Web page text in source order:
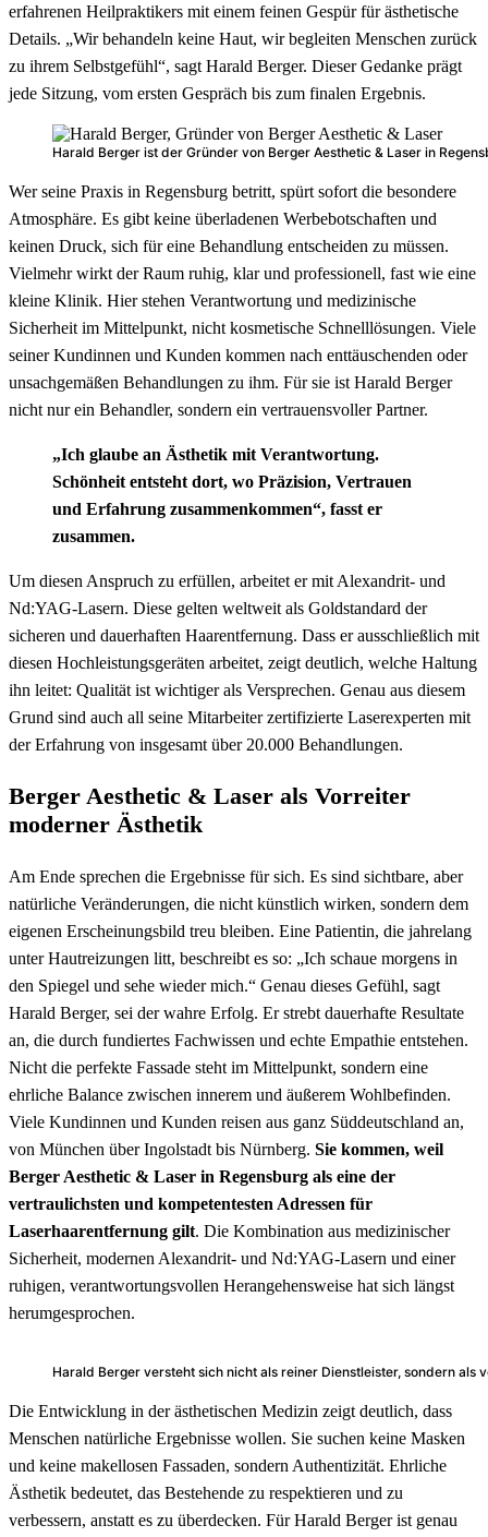
erfahrenen Heilpraktikers mit einem feinen Gespür für ästhetische
Details. „Wir behandeln keine Haut, wir begleiten Menschen zurück
zu ihrem Selbstgefühl“, sagt Harald Berger. Dieser Gedanke prägt
jede Sitzung, vom ersten Gespräch bis zum finalen Ergebnis.
Harald Berger ist der Gründer von Berger Aesthetic & Laser in
Wer seine Praxis in Regensburg betritt, spürt sofort die besondere
Atmosphäre. Es gibt keine überladenen Werbebotschaften und
keinen Druck, sich für eine Behandlung entscheiden zu müssen.
Vielmehr wirkt der Raum ruhig, klar und professionell, fast wie eine
kleine Klinik. Hier stehen Verantwortung und medizinische
Sicherheit im Mittelpunkt, nicht kosmetische Schnelllösungen. Viele
seiner Kundinnen und Kunden kommen nach enttäuschenden oder
unsachgemäßen Behandlungen zu ihm. Für sie ist Harald Berger
nicht nur ein Behandler, sondern ein vertrauensvoller Partner.
„Ich glaube an Ästhetik mit Verantwortung.
Schönheit entsteht dort, wo Präzision, Vertrauen
und Erfahrung zusammenkommen“, fasst er
zusammen.
Um diesen Anspruch zu erfüllen, arbeitet er mit Alexandrit- und
Nd:YAG-Lasern. Diese gelten weltweit als Goldstandard der
sicheren und dauerhaften Haarentfernung. Dass er ausschließlich mit
diesen Hochleistungsgeräten arbeitet, zeigt deutlich, welche Haltung
ihn leitet: Qualität ist wichtiger als Versprechen. Genau aus diesem
Grund sind auch all seine Mitarbeiter zertifizierte Laserexperten mit
der Erfahrung von insgesamt über 20.000 Behandlungen.
Berger Aesthetic & Laser als Vorreiter
moderner Ästhetik
Am Ende sprechen die Ergebnisse für sich. Es sind sichtbare, aber
natürliche Veränderungen, die nicht künstlich wirken, sondern dem
eigenen Erscheinungsbild treu bleiben. Eine Patientin, die jahrelang
unter Hautreizungen litt, beschreibt es so: „Ich schaue morgens in
den Spiegel und sehe wieder mich.“ Genau dieses Gefühl, sagt
Harald Berger, sei der wahre Erfolg. Er strebt dauerhafte Resultate
an, die durch fundiertes Fachwissen und echte Empathie entstehen.
Nicht die perfekte Fassade steht im Mittelpunkt, sondern eine
ehrliche Balance zwischen innerem und äußerem Wohlbefinden.
Viele Kundinnen und Kunden reisen aus ganz Süddeutschland an,
von München über Ingolstadt bis Nürnberg. Sie kommen, weil
Berger Aesthetic & Laser in Regensburg als eine der
vertraulichsten und kompetentesten Adressen für
Laserhaarentfernung gilt. Die Kombination aus medizinischer
Sicherheit, modernen Alexandrit- und Nd:YAG-Lasern und einer
ruhigen, verantwortungsvollen Herangehensweise hat sich längst
herumgesprochen.
Harald Berger versteht sich nicht als reiner Dienstleister, sondern
Die Entwicklung in der ästhetischen Medizin zeigt deutlich, dass
Menschen natürliche Ergebnisse wollen. Sie suchen keine Masken
und keine makellosen Fassaden, sondern Authentizität. Ehrliche
Ästhetik bedeutet, das Bestehende zu respektieren und zu
verbessern, anstatt es zu überdecken. Für Harald Berger ist genau